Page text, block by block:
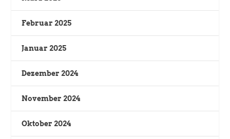
Februar 2025
Januar 2025
Dezember 2024
November 2024
Oktober 2024